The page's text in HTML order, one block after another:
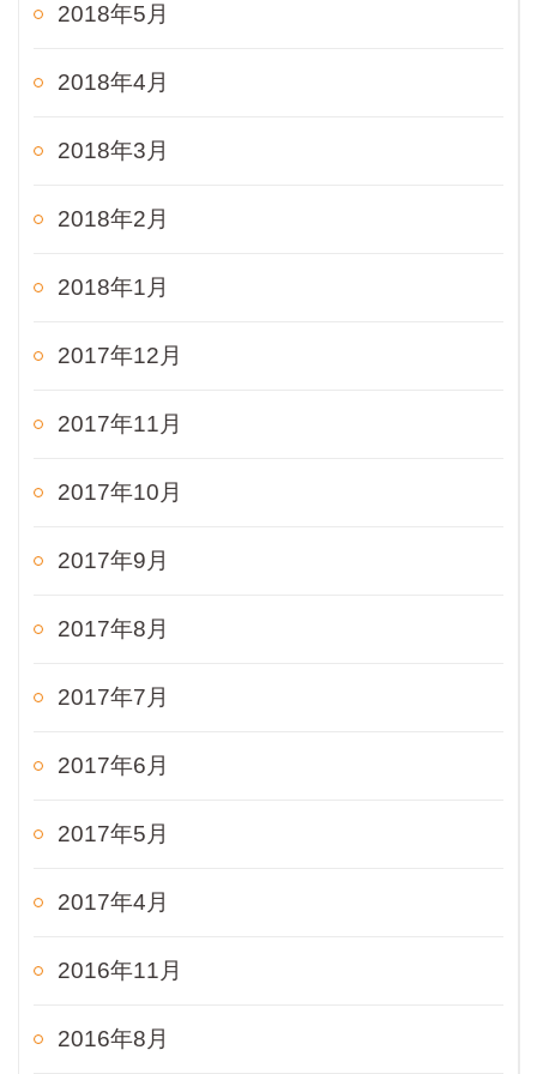
2018年5月
2018年4月
2018年3月
2018年2月
2018年1月
2017年12月
2017年11月
2017年10月
2017年9月
2017年8月
2017年7月
2017年6月
2017年5月
2017年4月
2016年11月
2016年8月